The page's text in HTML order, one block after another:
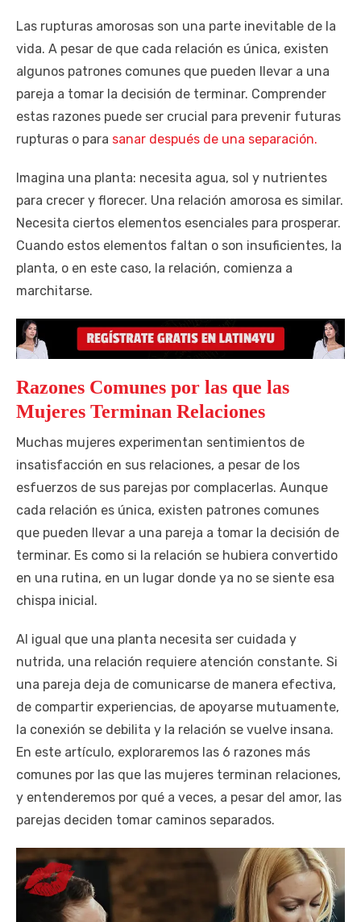
Las rupturas amorosas son una parte inevitable de la
vida. A pesar de que cada relación es única, existen
algunos patrones comunes que pueden llevar a una
pareja a tomar la decisión de terminar. Comprender
estas razones puede ser crucial para prevenir futuras
rupturas o para sanar después de una separación.
Imagina una planta: necesita agua, sol y nutrientes
para crecer y florecer. Una relación amorosa es similar.
Necesita ciertos elementos esenciales para prosperar.
Cuando estos elementos faltan o son insuficientes, la
planta, o en este caso, la relación, comienza a
marchitarse.
Razones Comunes por las que las
Mujeres Terminan Relaciones
Muchas mujeres experimentan sentimientos de
insatisfacción en sus relaciones, a pesar de los
esfuerzos de sus parejas por complacerlas. Aunque
cada relación es única, existen patrones comunes
que pueden llevar a una pareja a tomar la decisión de
terminar. Es como si la relación se hubiera convertido
en una rutina, en un lugar donde ya no se siente esa
chispa inicial.
Al igual que una planta necesita ser cuidada y
nutrida, una relación requiere atención constante. Si
una pareja deja de comunicarse de manera efectiva,
de compartir experiencias, de apoyarse mutuamente,
la conexión se debilita y la relación se vuelve insana.
En este artículo, exploraremos las 6 razones más
comunes por las que las mujeres terminan relaciones,
y entenderemos por qué a veces, a pesar del amor, las
parejas deciden tomar caminos separados.